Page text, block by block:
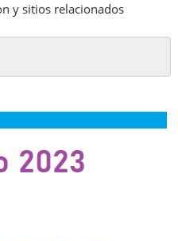
y sitios relacionados